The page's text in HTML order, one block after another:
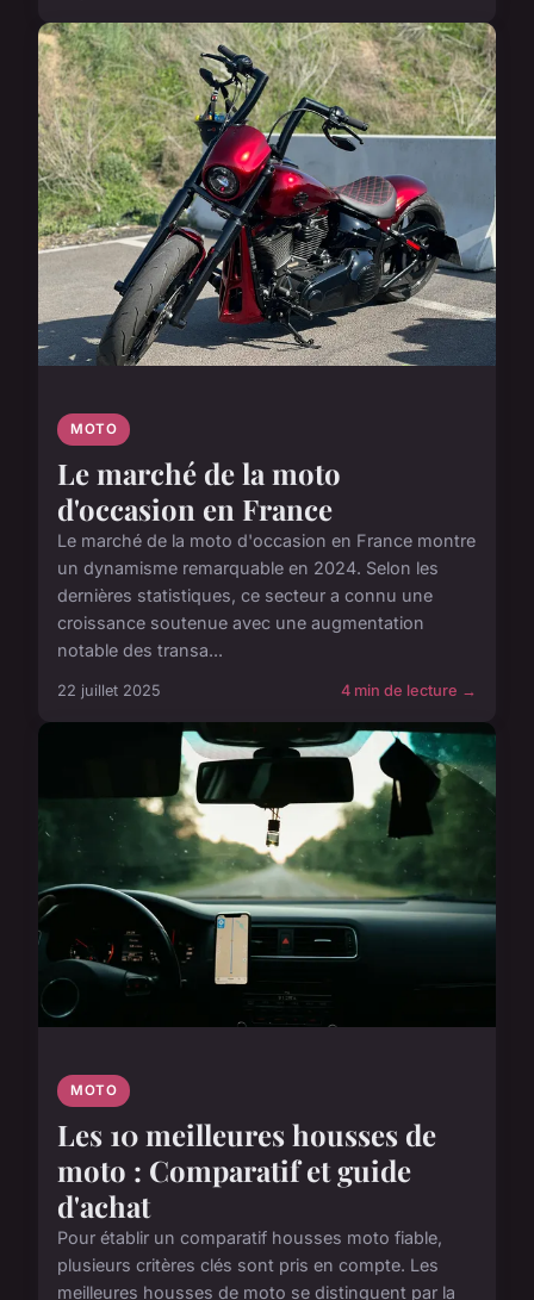
MOTO
Le marché de la moto
d'occasion en France
Le marché de la moto d'occasion en France montre
un dynamisme remarquable en 2024. Selon les
dernières statistiques, ce secteur a connu une
croissance soutenue avec une augmentation
notable des transa...
22 juillet 2025 4 min de lecture →
MOTO
Les 10 meilleures housses de
moto : Comparatif et guide
d'achat
Pour établir un comparatif housses moto fiable,
plusieurs critères clés sont pris en compte. Les
meilleures housses de moto se distinguent par la